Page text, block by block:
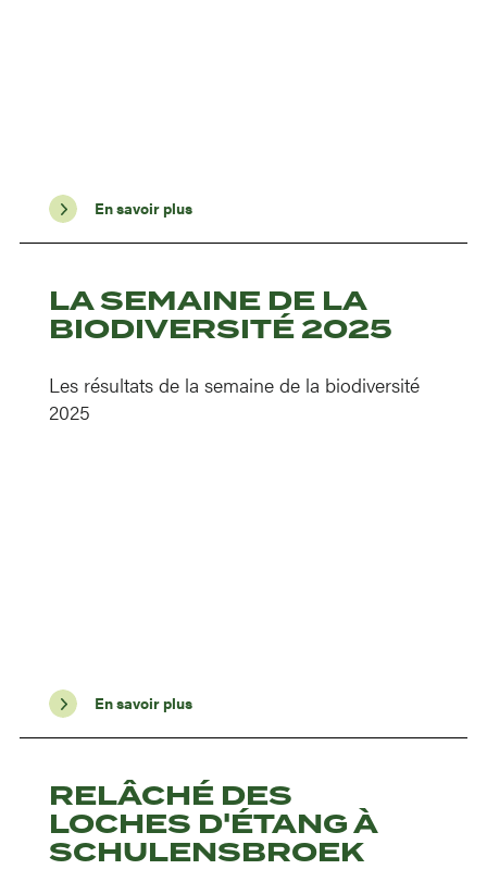
En savoir plus
LA SEMAINE DE LA
BIODIVERSITÉ 2025
Les résultats de la semaine de la biodiversité
2025
En savoir plus
RELÂCHÉ DES
LOCHES D'ÉTANG À
SCHULENSBROEK